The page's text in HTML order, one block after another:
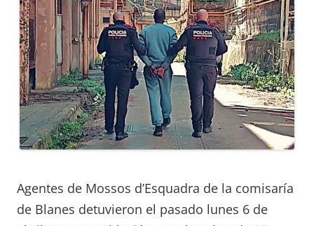
Agentes de Mossos d’Esquadra de la comisaría
de Blanes detuvieron el pasado lunes 6 de